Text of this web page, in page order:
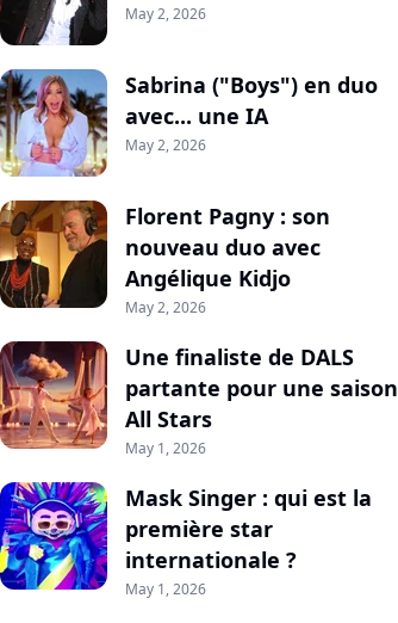
May 2, 2026
Sabrina ("Boys") en duo
avec... une IA
May 2, 2026
Florent Pagny : son
nouveau duo avec
Angélique Kidjo
May 2, 2026
Une finaliste de DALS
partante pour une saison
All Stars
May 1, 2026
Mask Singer : qui est la
première star
internationale ?
May 1, 2026